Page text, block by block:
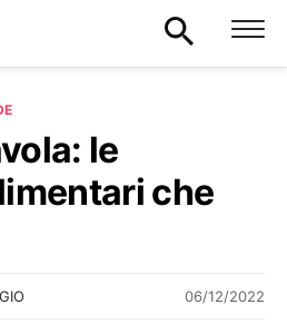
le
che
06/12/2022